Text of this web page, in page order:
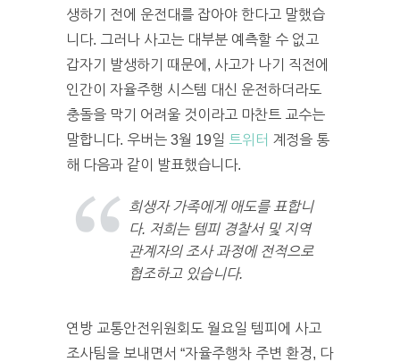
생하기 전에 운전대를 잡아야 한다고 말했습
니다. 그러나 사고는 대부분 예측할 수 없고
갑자기 발생하기 때문에, 사고가 나기 직전에
인간이 자율주행 시스템 대신 운전하더라도
충돌을 막기 어려울 것이라고 마찬트 교수는
말합니다. 우버는 3월 19일 트위터 계정을 통
해 다음과 같이 발표했습니다.
희생자 가족에게 애도를 표합니
다. 저희는 템피 경찰서 및 지역
관계자의 조사 과정에 전적으로
협조하고 있습니다.
연방 교통안전위원회도 월요일 템피에 사고
조사팀을 보내면서 “자율주행차 주변 환경, 다